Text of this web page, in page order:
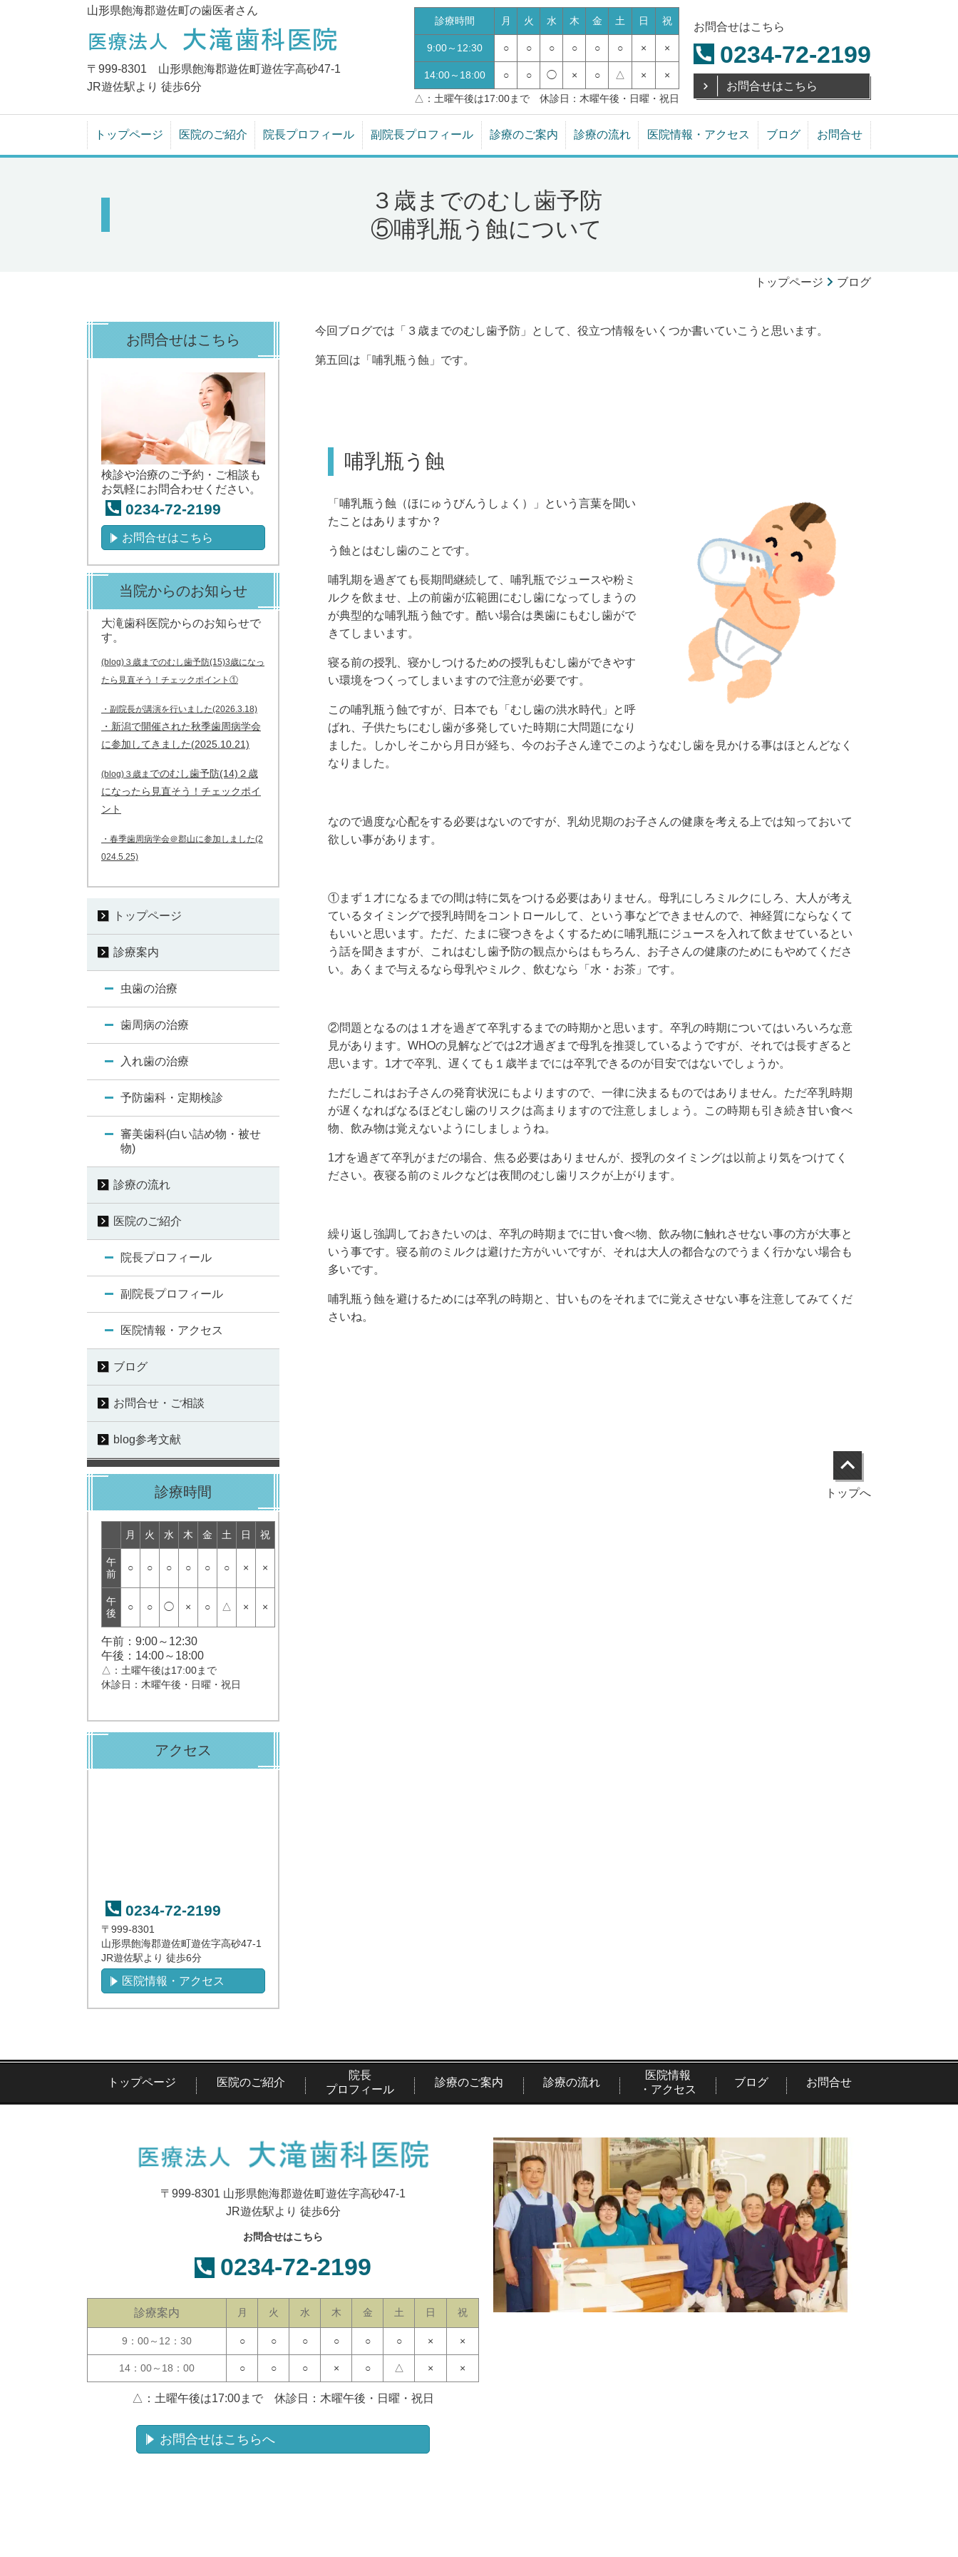
山形県飽海郡遊佐町の歯医者さん
〒999-8301 山形県飽海郡遊佐町遊佐字高砂47-1
JR遊佐駅より 徒歩6分
診療時間 月 火 水 木 金 土 日 祝
9:00～12:30 ○ ○ ○ ○ ○ ○ × ×
14:00～18:00 ○ ○ ◯ × ○ △ × ×
△：土曜午後は17:00まで 休診日：木曜午後・日曜・祝日
お問合せはこちら
0234-72-2199
お問合せはこちら
トップページ 医院のご紹介 院長プロフィール 副院長プロフィール 診療のご案内 診療の流れ 医院情報・アクセス ブログ お問合せ
３歳までのむし歯予防
⑤哺乳瓶う蝕について
トップページ ブログ
今回ブログでは「３歳までのむし歯予防」として、役立つ情報をいくつか書いていこうと思います。
第五回は「哺乳瓶う蝕」です。
哺乳瓶う蝕
「哺乳瓶う蝕（ほにゅうびんうしょく）」という言葉を聞い
たことはありますか？
う蝕とはむし歯のことです。
哺乳期を過ぎても長期間継続して、哺乳瓶でジュースや粉ミ
ルクを飲ませ、上の前歯が広範囲にむし歯になってしまうの
が典型的な哺乳瓶う蝕です。酷い場合は奥歯にもむし歯がで
きてしまいます。
寝る前の授乳、寝かしつけるための授乳もむし歯ができやす
い環境をつくってしまいますので注意が必要です。
この哺乳瓶う蝕ですが、日本でも「むし歯の洪水時代」と呼
ばれ、子供たちにむし歯が多発していた時期に大問題になり
ました。しかしそこから月日が経ち、今のお子さん達でこのようなむし歯を見かける事はほとんどなく
なりました。
なので過度な心配をする必要はないのですが、乳幼児期のお子さんの健康を考える上では知っておいて
欲しい事があります。
①まず１才になるまでの間は特に気をつける必要はありません。母乳にしろミルクにしろ、大人が考え
ているタイミングで授乳時間をコントロールして、という事などできませんので、神経質にならなくて
もいいと思います。ただ、たまに寝つきをよくするために哺乳瓶にジュースを入れて飲ませているとい
う話を聞きますが、これはむし歯予防の観点からはもちろん、お子さんの健康のためにもやめてくださ
い。あくまで与えるなら母乳やミルク、飲むなら「水・お茶」です。
②問題となるのは１才を過ぎて卒乳するまでの時期かと思います。卒乳の時期についてはいろいろな意
見があります。WHOの見解などでは2才過ぎまで母乳を推奨しているようですが、それでは長すぎると
思います。1才で卒乳、遅くても１歳半までには卒乳できるのが目安ではないでしょうか。
ただしこれはお子さんの発育状況にもよりますので、一律に決まるものではありません。ただ卒乳時期
が遅くなればなるほどむし歯のリスクは高まりますので注意しましょう。この時期も引き続き甘い食べ
物、飲み物は覚えないようにしましょうね。
1才を過ぎて卒乳がまだの場合、焦る必要はありませんが、授乳のタイミングは以前より気をつけてく
ださい。夜寝る前のミルクなどは夜間のむし歯リスクが上がります。
繰り返し強調しておきたいのは、卒乳の時期までに甘い食べ物、飲み物に触れさせない事の方が大事と
いう事です。寝る前のミルクは避けた方がいいですが、それは大人の都合なのでうまく行かない場合も
多いです。
哺乳瓶う蝕を避けるためには卒乳の時期と、甘いものをそれまでに覚えさせない事を注意してみてくだ
さいね。
トップへ
お問合せはこちら
検診や治療のご予約・ ご相談も
お気軽にお問合わせください。
0234-72-2199
お問合せはこちら
当院からのお知らせ
大滝歯科医院からのお知らせで
す。
(blog)３歳までのむし歯予防(15)3歳になっ
たら見直そう！チェックポイント①
・副院長が講演を行いました(2026.3.18)
・新潟で開催された秋季歯周病学会
に参加してきました(2025.10.21)
(blog)３歳ま でのむし歯予防(14)２歳
になったら見直そう！チェックポイ
ント
・春季歯周病学会＠郡山に参加しました(2
024.5.25)
トップページ
診療案内
虫歯の治療
歯周病の治療
入れ歯の治療
予防歯科・定期検診
審美歯科(白い詰め物・被せ
物)
診療の流れ
医院のご紹介
院長プロフィール
副院長プロフィール
医院情報・アクセス
ブログ
お問合せ・ご相談
blog参考文献
診療時間
月 火 水 木 金 土 日 祝
午
前
○ ○ ○ ○ ○ ○ × ×
午
後
○ ○ ◯ × ○ △ × ×
午前：9:00～12:30
午後：14:00～18:00
△：土曜午後は17:00まで
休診日：木曜午後・日曜・祝日
アクセス
0234-72-2199
〒999-8301
山形県飽海郡遊佐町遊佐字高砂47-1
JR遊佐駅より 徒歩6分
医院情報・アクセス
トップページ 医院のご紹介
院長
プロフィール
診療のご案内 診療の流れ
医院情報
・アクセス
ブログ お問合せ
〒999-8301 山形県飽海郡遊佐町遊佐字高砂47-1
JR遊佐駅より 徒歩6分
お問合せはこちら
0234-72-2199
診療案内 月 火 水 木 金 土 日 祝
9：00～12：30 ○ ○ ○ ○ ○ ○ × ×
14：00～18：00 ○ ○ ○ × ○ △ × ×
△：土曜午後は17:00まで 休診日：木曜午後・日曜・祝日
お問合せはこちらへ